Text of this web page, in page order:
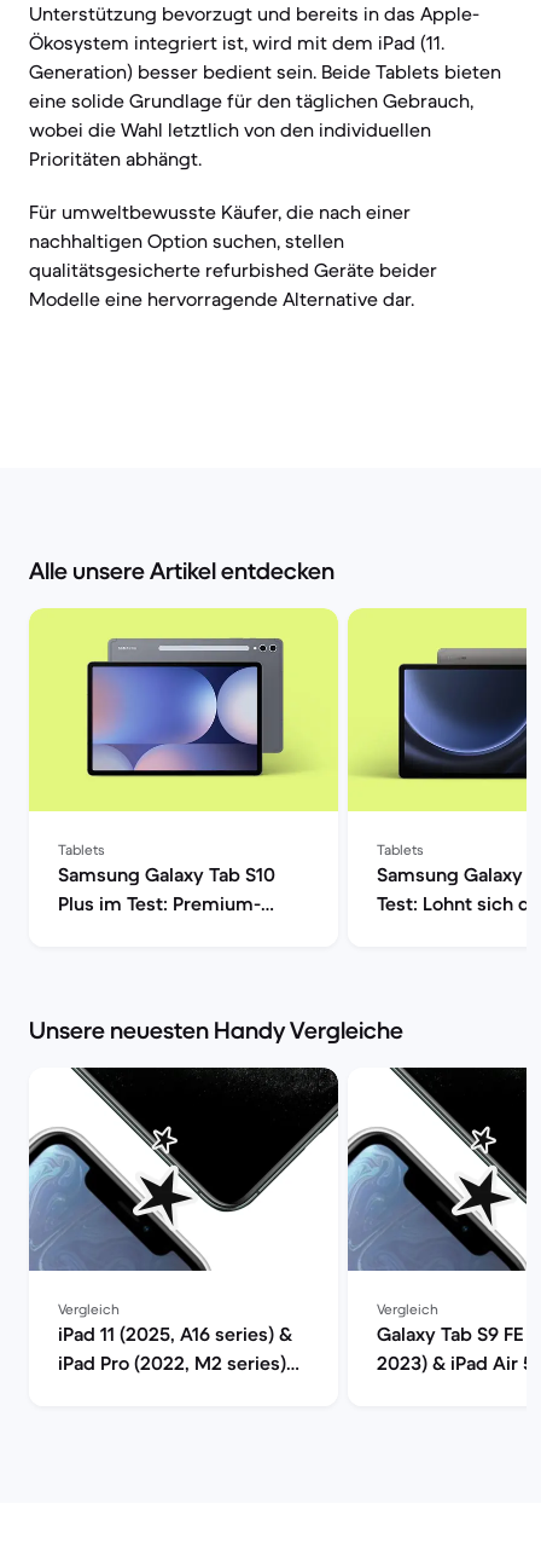
Unterstützung bevorzugt und bereits in das Apple-
Ökosystem integriert ist, wird mit dem iPad (11.
Generation) besser bedient sein. Beide Tablets bieten
eine solide Grundlage für den täglichen Gebrauch,
wobei die Wahl letztlich von den individuellen
Prioritäten abhängt.
Für umweltbewusste Käufer, die nach einer
nachhaltigen Option suchen, stellen
qualitätsgesicherte refurbished Geräte beider
Modelle eine hervorragende Alternative dar.
Alle unsere Artikel entdecken
Tablets
Samsung Galaxy Tab S10
Plus im Test: Premium-
Tablets
Samsung Galaxy
Test: Lohnt sich
Unsere neuesten Handy Vergleiche
Vergleich
iPad 11 (2025, A16 series) &
iPad Pro (2022, M2 series)
Vergleich
Galaxy Tab S9 FE
2023) & iPad Air 5